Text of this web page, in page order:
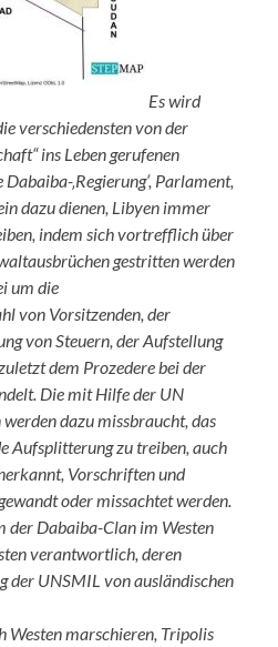
Es wird
verschiedensten von der
ins Leben gerufenen
‚Regierung‘, Parlament,
dazu dienen, Libyen immer
indem sich vortrefflich über
gestritten werden
um die
von Vorsitzenden, der
von Steuern, der Aufstellung
dem Prozedere bei der
Die mit Hilfe der UN
dazu missbraucht, das
Aufsplitterung zu treiben, auch
Vorschriften und
oder missachtet werden.
der Dabaiba-Clan im Westen
verantwortlich, deren
der UNSMIL von ausländischen
Westen marschieren, Tripolis